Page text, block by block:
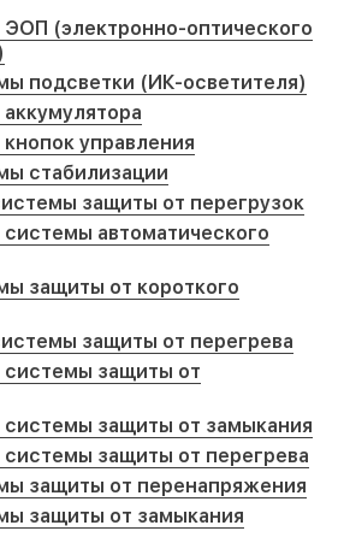
(электронно-оптического
подсветки (ИК-осветителя)
управления
стабилизации
защиты от перегрузок
автоматического
защиты от короткого
защиты от перегрева
системы защиты от
системы защиты от замыкания
защиты от перегрева
защиты от перенапряжения
защиты от замыкания